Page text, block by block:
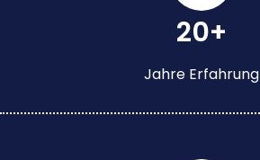
20+
Jahre Erfahrung